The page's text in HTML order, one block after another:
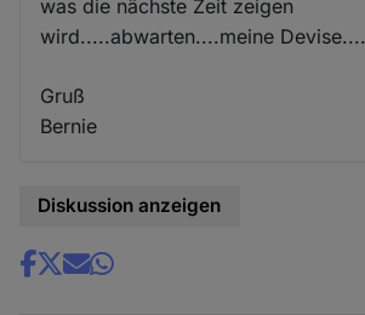
was die nächste Zeit zeigen
wird.....abwarten....meine Devise....
Gruß
Bernie
Diskussion anzeigen
Share